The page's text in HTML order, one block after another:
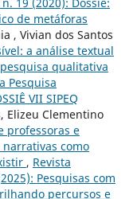
de metáforas
, Vivian dos Santos
a análise textual
qualitativa
Pesquisa
VII SIPEQ
Elizeu Clementino
professoras e
narrativas como
, Revista
Pesquisas com
percursos e